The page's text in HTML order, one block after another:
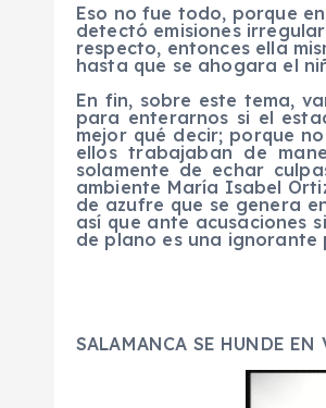
Eso no fue todo, porque
detectó emisiones
respecto, entonces ella
hasta que se ahogara el
En fin, sobre este tema,
para enterarnos si el
mejor qué decir; porque
ellos trabajaban de
solamente de echar
ambiente María Isabel
de azufre que se genera
así que ante acusaciones
de plano es una ignorante
SALAMANCA SE HUNDE